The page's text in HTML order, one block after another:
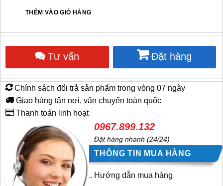
Nghiệp
số
lượng
THÊM VÀO GIỎ HÀNG
Tư vấn Đặt hàng
Chính sách đổi trả sản phẩm trong vòng 07 ngày
Giao hàng tận nơi, vận chuyển toàn quốc
Thanh toán linh hoạt
0967.899.132
Đặt hàng nhanh (24/24)
THÔNG TIN MUA HÀNG
Hướng dẫn mua hàng